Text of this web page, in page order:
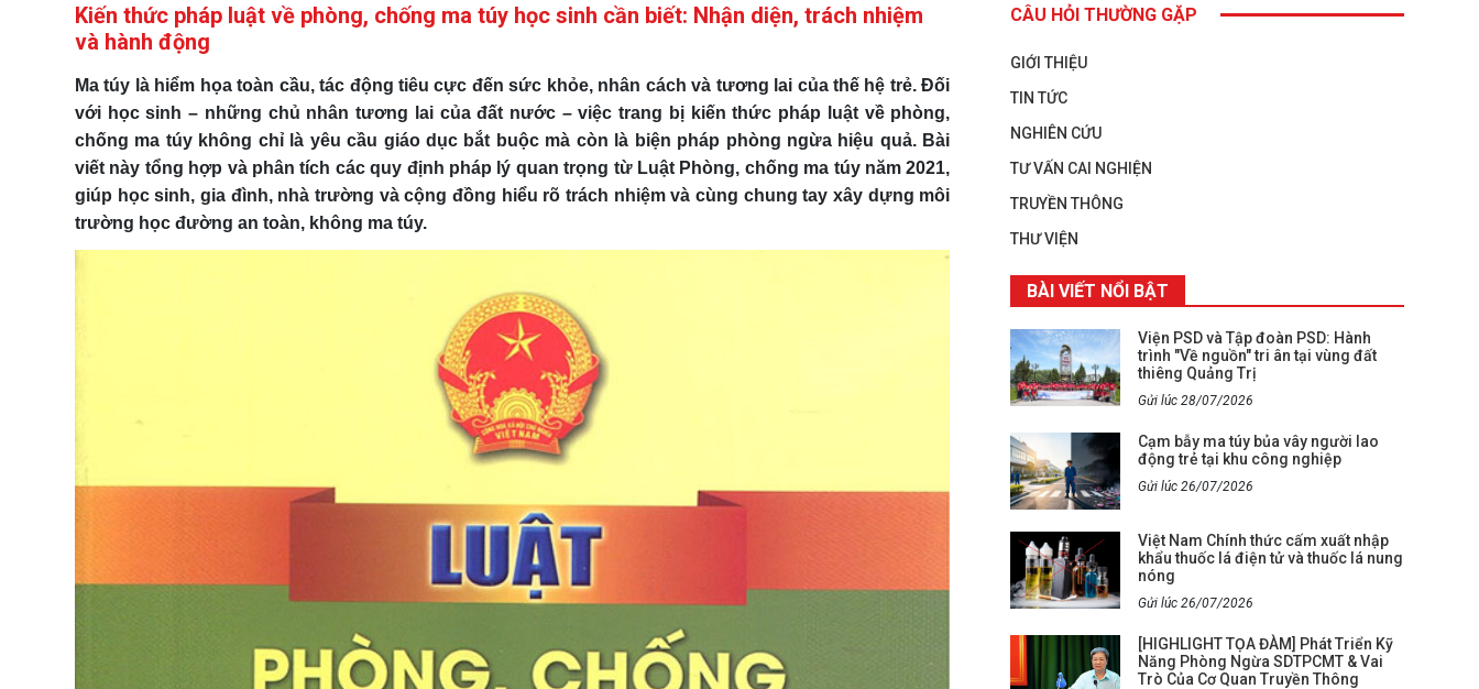
Kiến thức pháp luật về phòng, chống ma túy học sinh cần biết: Nhận diện, trách nhiệm
và hành động
Ma túy là hiểm họa toàn cầu, tác động tiêu cực đến sức khỏe, nhân cách và tương lai của thế hệ trẻ. Đối
với học sinh – những chủ nhân tương lai của đất nước – việc trang bị kiến thức pháp luật về phòng,
chống ma túy không chỉ là yêu cầu giáo dục bắt buộc mà còn là biện pháp phòng ngừa hiệu quả. Bài
viết này tổng hợp và phân tích các quy định pháp lý quan trọng từ Luật Phòng, chống ma túy năm 2021,
giúp học sinh, gia đình, nhà trường và cộng đồng hiểu rõ trách nhiệm và cùng chung tay xây dựng môi
trường học đường an toàn, không ma túy.
CÂU HỎI THƯỜNG GẶP
GIỚI THIỆU
TIN TỨC
NGHIÊN CỨU
TƯ VẤN CAI NGHIỆN
TRUYỀN THÔNG
THƯ VIỆN
BÀI VIẾT NỔI BẬT
Viện PSD và Tập đoàn PSD: Hành
trình "Về nguồn" tri ân tại vùng đất
thiêng Quảng Trị
Gửi lúc 28/07/2026
Cạm bẫy ma túy bủa vây người lao
động trẻ tại khu công nghiệp
Gửi lúc 26/07/2026
Việt Nam Chính thức cấm xuất nhập
khẩu thuốc lá điện tử và thuốc lá nung
nóng
Gửi lúc 26/07/2026
[HIGHLIGHT TỌA ĐÀM] Phát Triển Kỹ
Năng Phòng Ngừa SDTPCMT & Vai
Trò Của Cơ Quan Truyền Thông